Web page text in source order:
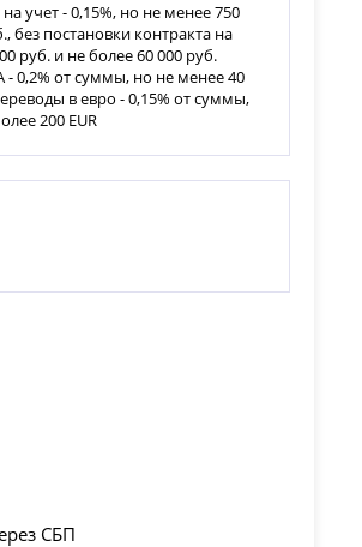
учет - 0,15%, но не менее 750
без постановки контракта на
руб. и не более 60 000 руб.
0,2% от суммы, но не менее 40
в евро - 0,15% от суммы,
200 EUR
СБП